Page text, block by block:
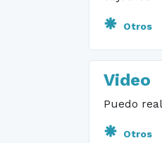
Otros
Video
Puedo
Otros